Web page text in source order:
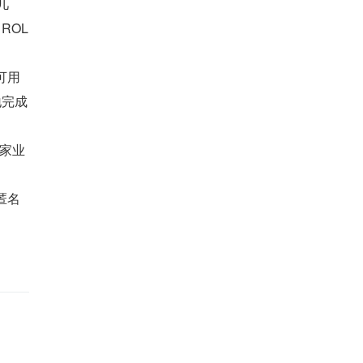
用
成
业
名